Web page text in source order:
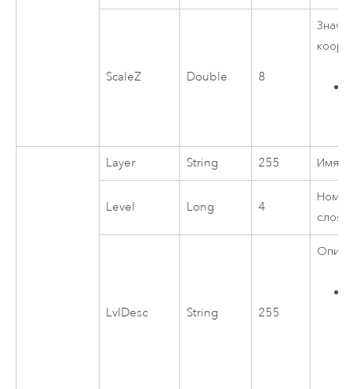
ScaleZ Double 8
Layer String 255 Имя
Level Long 4
Номер
слоя
LvlDesc String 255